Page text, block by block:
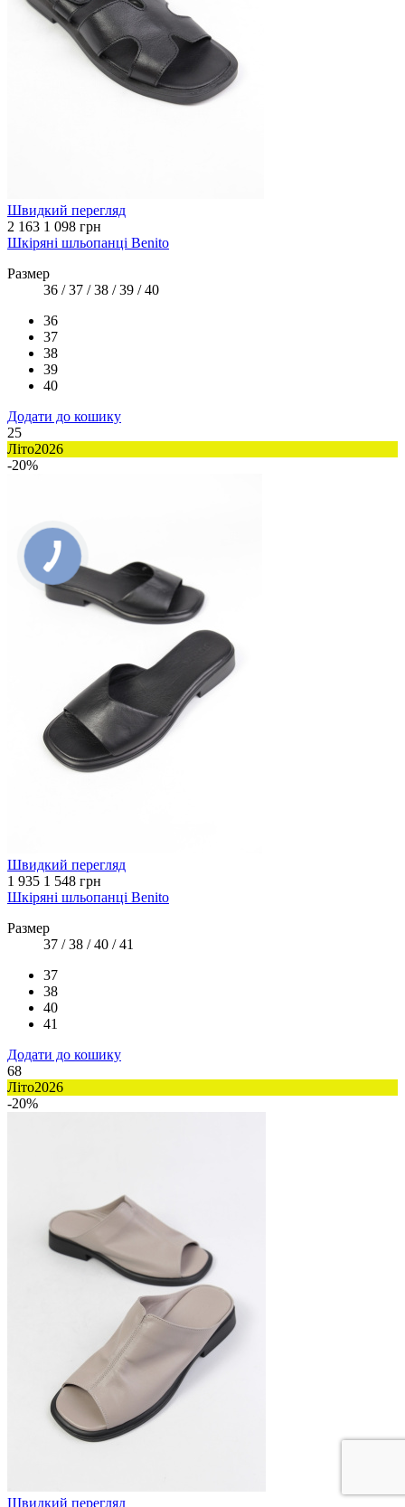
Швидкий перегляд
2 163 1 098 грн
Шкіряні шльопанці Benito
Размер
36 / 37 / 38 / 39 / 40
36
37
38
39
40
Додати до кошику
25
Літо2026
-20%
Швидкий перегляд
1 935 1 548 грн
Шкіряні шльопанці Benito
Размер
37 / 38 / 40 / 41
37
38
40
41
Додати до кошику
68
Літо2026
-20%
Швидкий перегляд